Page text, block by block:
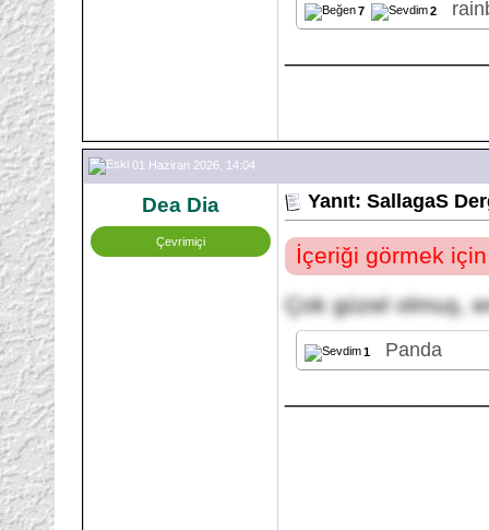
7 2
01 Haziran 2026, 14:04
Dea Dia
Çevrimiçi
Yanıt: SallagaS
İçeriği görmek
Çok güzel olmuş,
1 Panda